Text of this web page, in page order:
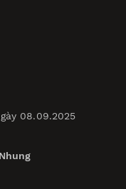
08.09.2025